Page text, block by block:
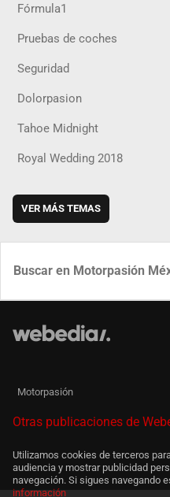
Fórmula1
Pruebas de coches
Seguridad
Dolorpasion
Tahoe Midnight
Royal Wedding 2018
VER MÁS TEMAS
Motorpasión
Otras publicaciones de
Utilizamos cookies de terceros
audiencia y mostrar publicidad
navegación. Si sigues navegando
información